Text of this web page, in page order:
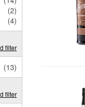
(2)
(4)
filter
(13)
filter